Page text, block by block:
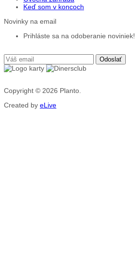
Keď som v koncoch
Novinky na email
Prihláste sa na odoberanie noviniek!
Copyright © 2026 Planto.
Created by eLive